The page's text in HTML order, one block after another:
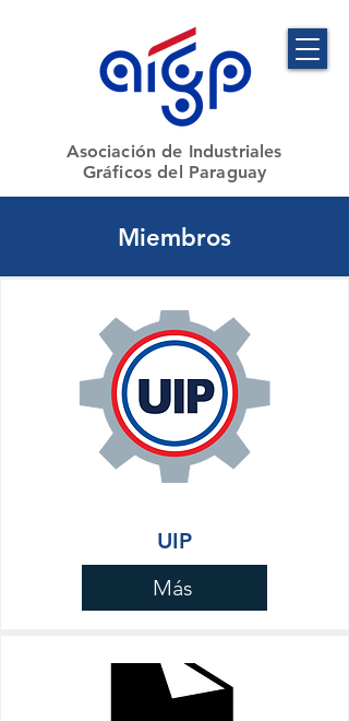
​Asociación de Industriales
Gráficos del Paraguay
Miembros
UIP
Más